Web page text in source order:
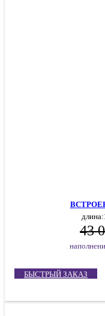
длина:
43
БЫСТРЫЙ ЗАКАЗ